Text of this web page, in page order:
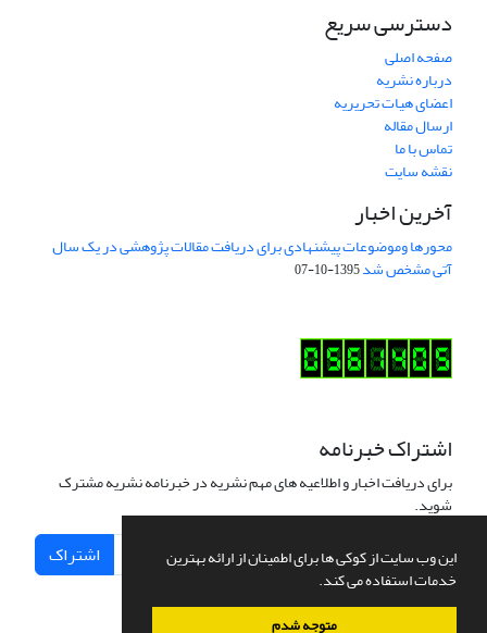
این وب سایت از کوکی ها برای اطمینان از ارائه بهترین
خدمات استفاده می کند.
متوجه شدم
دسترسی سریع
صفحه اصلی
درباره نشریه
اعضای هیات تحریریه
ارسال مقاله
تماس با ما
نقشه سایت
آخرین اخبار
محورها وموضوعات پیشنهادی برای دریافت مقالات پژوهشی در یک سال
آتی مشخص شد1395-10-07
اشتراک خبرنامه
برای دریافت اخبار و اطلاعیه های مهم نشریه در خبرنامه نشریه مشترک
شوید.
اشتراک